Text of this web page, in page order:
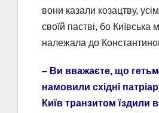
вони казали козацтву,
своїй пастві, бо Київська
належала до
– Ви вважаєте, що
намовили східні
Київ транзитом їздили